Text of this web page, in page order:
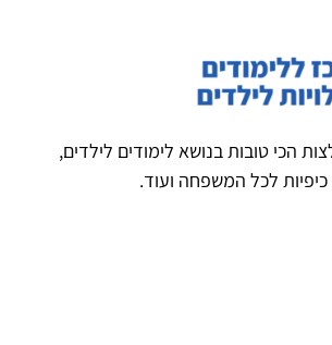
הכי טובות בנושא לימודים לילדים,
כיפיות לכל המשפחה ועוד.